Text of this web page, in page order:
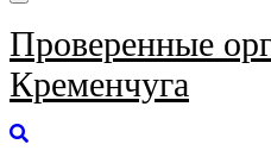
Проверенные
Кременчуга